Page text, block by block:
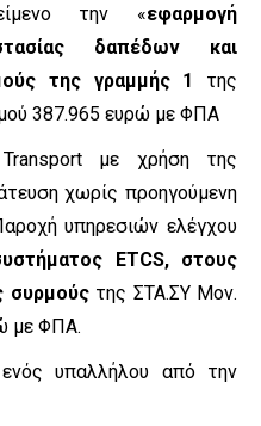
την «εφαρμογή
δαπέδων και
της γραμμής 1
της
387.965 ευρώ με ΦΠΑ
με χρήση της
χωρίς προηγούμενη
υπηρεσιών ελέγχου
ETCS, στους
συρμούςτης ΣΤΑ.ΣΥ Μον.
με ΦΠΑ.
υπαλλήλου από την